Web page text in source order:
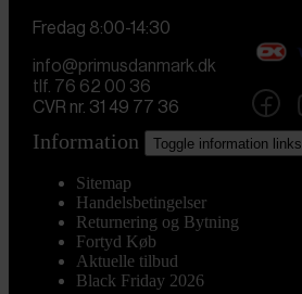
Fredag 8:00-14:30
info@primusdanmark.dk
tlf. 76 62 00 36
CVR nr. 31 49 77 36
Information Toggle information links
Sitemap
Handelsbetingelser
Returnering og Bytning
Fortyd Køb
Aktuelle tilbud
Black Friday 2026